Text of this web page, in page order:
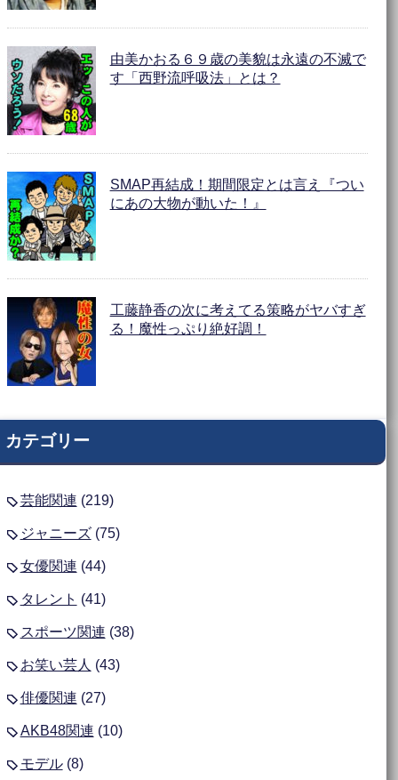
由美かおる６９歳の美貌は永遠の不滅で
す「西野流呼吸法」とは？
SMAP再結成！期間限定とは言え『つい
にあの大物が動いた！』
工藤静香の次に考えてる策略がヤバすぎ
る！魔性っぷり絶好調！
カテゴリー
芸能関連 (219)
ジャニーズ (75)
女優関連 (44)
タレント (41)
スポーツ関連 (38)
お笑い芸人 (43)
俳優関連 (27)
AKB48関連 (10)
モデル(8)